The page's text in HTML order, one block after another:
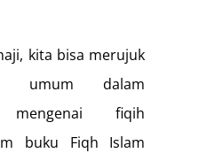
kita bisa merujuk
umum dalam
mengenai fiqih
buku Fiqh Islam